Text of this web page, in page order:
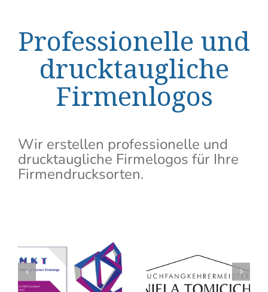
Professionelle und
drucktaugliche
Firmenlogos
Wir erstellen professionelle und
drucktaugliche Firmelogos für Ihre
Firmendrucksorten.